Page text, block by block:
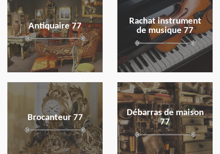
Antiquaire 77
Rachat instrument
de musique 77
Brocanteur 77
en savoir plus
Débarras de maison
77
en savoir plus